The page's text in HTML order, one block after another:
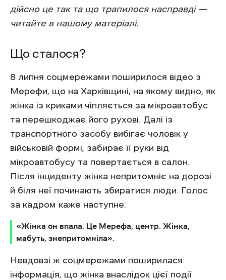
дійсно це так та що трапилося насправді —
читайте в нашому матеріалі.
Що сталося?
8 липня соцмережами поширилося відео з
Мерефи, що на Харківщині, на якому видно, як
жінка із криками чіпляється за мікроавтобус
та перешкоджає його рухові. Далі із
транспортного засобу вибігає чоловік у
військовій формі, забирає її руки від
мікроавтобусу та повертається в салон.
Після інциденту жінка непритомніє на дорозі
й біля неї починають збиратися люди. Голос
за кадром каже наступне:
«Жінка он впала. Це Мерефа, центр. Жінка,
мабуть, знепритомніла».
Невдовзі ж соцмережами поширилася
інформація, що жінка внаслідок цієї події